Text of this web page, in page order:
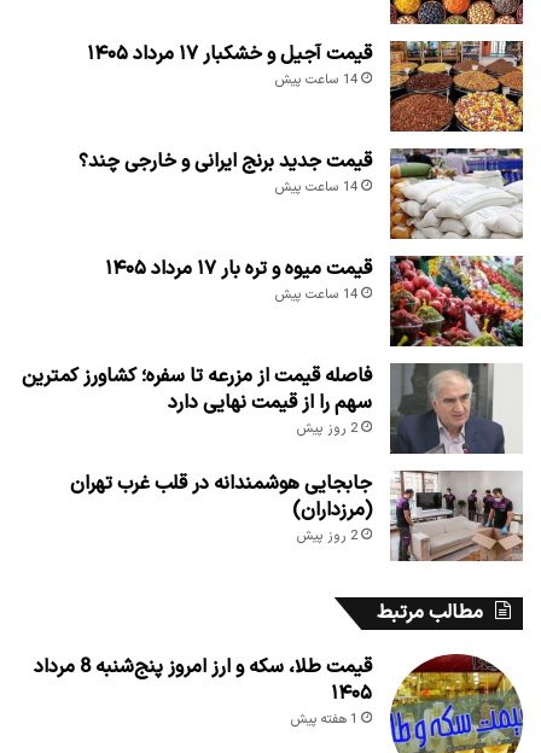
قیمت آجیل و خشکبار ۱۷ مرداد ۱۴۰۵
14 ساعت پیش
قیمت جدید برنج ایرانی و خارجی چند؟
14 ساعت پیش
قیمت میوه و تره بار ۱۷ مرداد ۱۴۰۵
14 ساعت پیش
فاصله قیمت از مزرعه تا سفره؛ کشاورز کمترین
سهم را از قیمت نهایی دارد
2 روز پیش
جابجایی هوشمندانه در قلب غرب تهران
(مرزداران)
2 روز پیش
مطالب مرتبط
قیمت طلا، سکه و ارز امروز پنج‌شنبه 8 مرداد
۱۴۰۵
1 هفته پیش